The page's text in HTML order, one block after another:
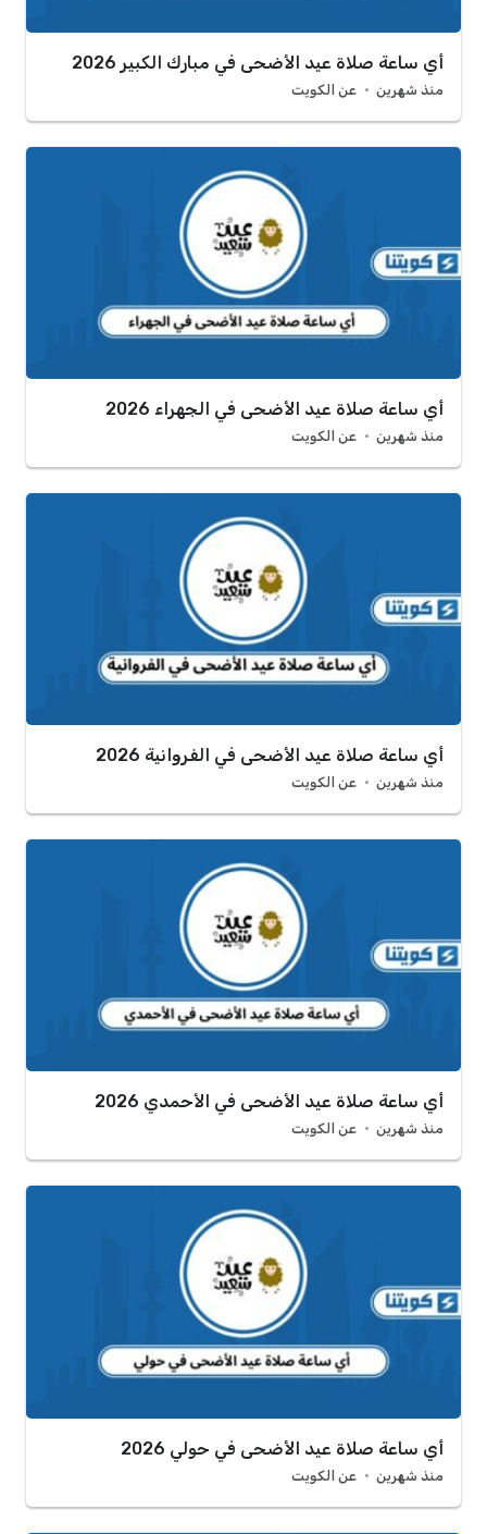
أي ساعة صلاة عيد الأضحى في مبارك الكبير 2026
منذ شهرين عن الكويت
أي ساعة صلاة عيد الأضحى في الجهراء 2026
منذ شهرين عن الكويت
أي ساعة صلاة عيد الأضحى في الفروانية 2026
منذ شهرين عن الكويت
أي ساعة صلاة عيد الأضحى في الأحمدي 2026
منذ شهرين عن الكويت
أي ساعة صلاة عيد الأضحى في حولي 2026
منذ شهرين عن الكويت